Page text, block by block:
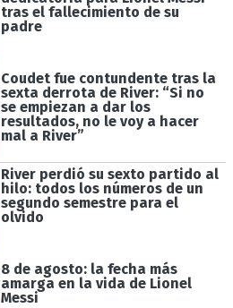
tras el fallecimiento de su
padre
Coudet fue contundente tras la
sexta derrota de River: “Si no
se empiezan a dar los
resultados, no le voy a hacer
mal a River”
River perdió su sexto partido al
hilo: todos los números de un
segundo semestre para el
olvido
8 de agosto: la fecha más
amarga en la vida de Lionel
Messi